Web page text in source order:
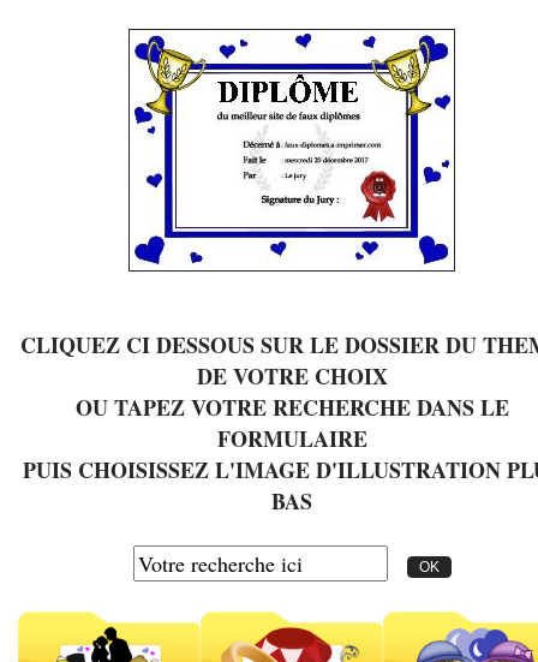
CLIQUEZ CI DESSOUS SUR LE DOSSIER DU
DE VOTRE CHOIX
OU TAPEZ VOTRE RECHERCHE DANS LE
FORMULAIRE
PUIS CHOISISSEZ L'IMAGE D'ILLUSTRATION
BAS